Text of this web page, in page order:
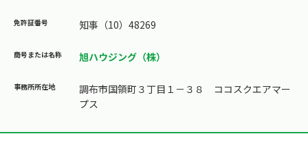
知事（10）48269
旭ハウジング（株）
調布市国領町３丁目１－３８ ココスクエアマー
プス